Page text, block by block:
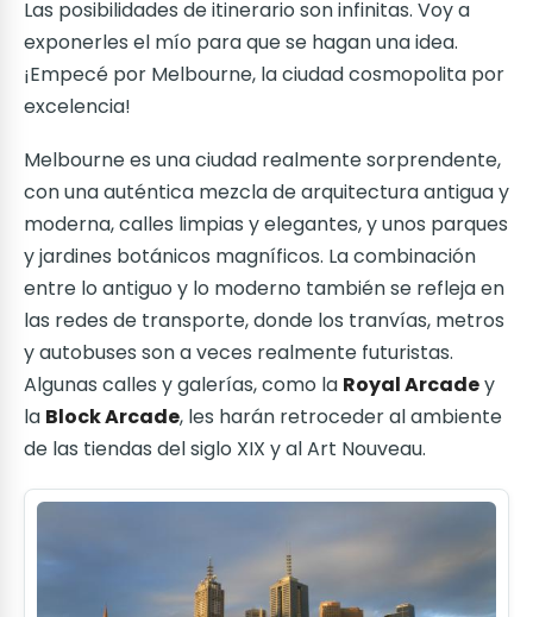
Las posibilidades de itinerario son infinitas. Voy a
exponerles el mío para que se hagan una idea.
¡Empecé por Melbourne, la ciudad cosmopolita por
excelencia!
Melbourne es una ciudad realmente sorprendente,
con una auténtica mezcla de arquitectura antigua y
moderna, calles limpias y elegantes, y unos parques
y jardines botánicos magníficos. La combinación
entre lo antiguo y lo moderno también se refleja en
las redes de transporte, donde los tranvías, metros
y autobuses son a veces realmente futuristas.
Algunas calles y galerías, como la Royal Arcadey
la Block Arcade, les harán retroceder al ambiente
de las tiendas del siglo XIX y al Art Nouveau.